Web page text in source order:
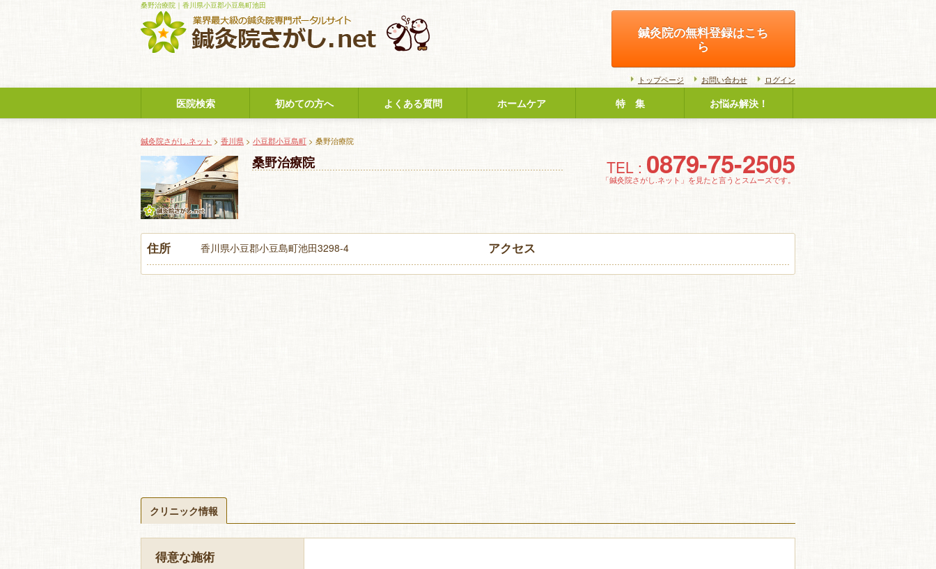
桑野治療院｜香川県小豆郡小豆島町池田
鍼灸院の無料登録はこち
ら
トップページ お問い合わせ ログイン
医院検索 初めての方へ よくある質問 ホームケア 特 集 お悩み解決！
鍼灸院さがし.ネット > 香川県 > 小豆郡小豆島町 > 桑野治療院
桑野治療院 TEL : 0879-75-2505
「鍼灸院さがし.ネット」を見たと言うとスムーズです。
住所 香川県小豆郡小豆島町池田3298-4 アクセス
クリニック情報
得意な施術